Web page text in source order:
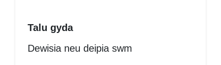
Talu gyda
Dewisia neu deipia swm